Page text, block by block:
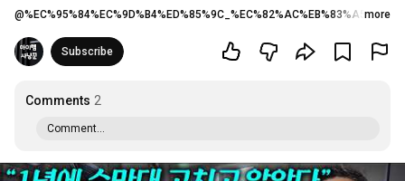
@ more
Subscribe
Comments 2
Comment...